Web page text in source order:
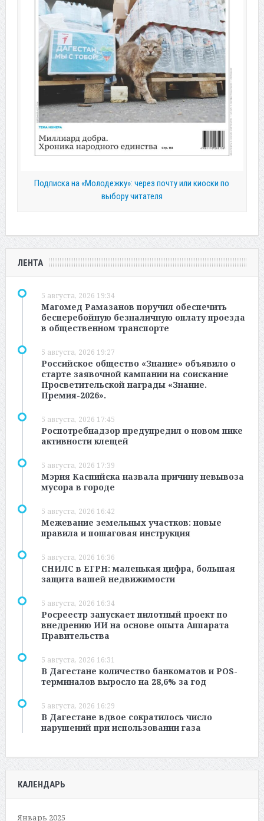
Подписка на «Молодежку»: через почту или киоски по
выбору читателя
ЛЕНТА
5 августа, 2026 19:34
Магомед Рамазанов поручил обеспечить
бесперебойную безналичную оплату проезда
в общественном транспорте
5 августа, 2026 19:27
Российское общество «Знание» объявило о
старте заявочной кампании на соискание
Просветительской награды «Знание.
Премия-2026».
5 августа, 2026 17:45
Роспотребнадзор предупредил о новом пике
активности клещей
5 августа, 2026 17:39
Мэрия Каспийска назвала причину невывоза
мусора в городе
5 августа, 2026 16:42
Межевание земельных участков: новые
правила и пошаговая инструкция
5 августа, 2026 16:36
СНИЛС в ЕГРН: маленькая цифра, большая
защита вашей недвижимости
5 августа, 2026 16:34
Росреестр запускает пилотный проект по
внедрению ИИ на основе опыта Аппарата
Правительства
5 августа, 2026 16:31
В Дагестане количество банкоматов и POS-
терминалов выросло на 28,6% за год
5 августа, 2026 16:29
В Дагестане вдвое сократилось число
нарушений при использовании газа
КАЛЕНДАРЬ
Январь 2025